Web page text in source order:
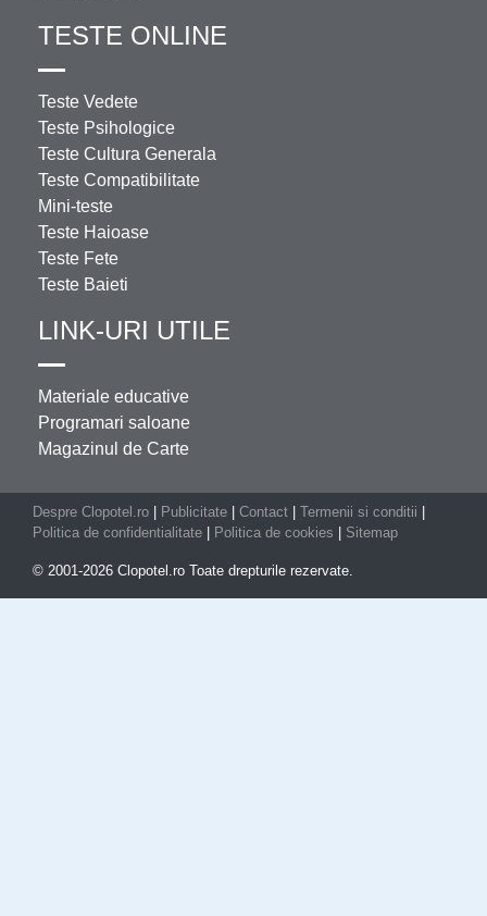
TESTE ONLINE
Teste Vedete
Teste Psihologice
Teste Cultura Generala
Teste Compatibilitate
Mini-teste
Teste Haioase
Teste Fete
Teste Baieti
LINK-URI UTILE
Materiale educative
Programari saloane
Magazinul de Carte
Despre Clopotel.ro | Publicitate | Contact | Termenii si conditii |
Politica de confidentialitate | Politica de cookies | Sitemap
© 2001-2026 Clopotel.ro Toate drepturile rezervate.